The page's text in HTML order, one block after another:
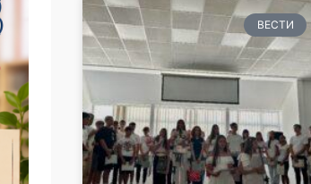
ВЕСТИ